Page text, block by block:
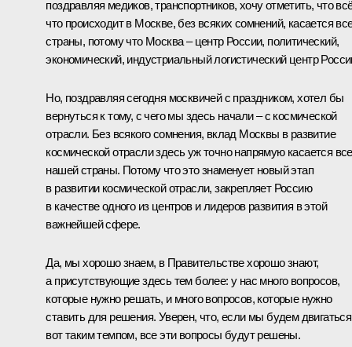
поздравляя медиков, транспортников, хочу отметить, что
что происходит в Москве, без всяких сомнений, касается
страны, потому что Москва – центр России, политический,
экономический, индустриальный логистический центр
Но, поздравляя сегодня москвичей с праздником, хотел бы
вернуться к тому, с чего мы здесь начали – с космической
отрасли. Без всякого сомнения, вклад Москвы в развитие
космической отрасли здесь уж точно напрямую касается
нашей страны. Потому что это знаменует новый этап
в развитии космической отрасли, закрепляет Россию
в качестве одного из центров и лидеров развития в этой
важнейшей сфере.
Да, мы хорошо знаем, в Правительстве хорошо знают,
а присутствующие здесь тем более: у нас много вопросов,
которые нужно решать, и много вопросов, которые нужно
ставить для решения. Уверен, что, если мы будем двигаться
вот таким темпом, все эти вопросы будут решены.